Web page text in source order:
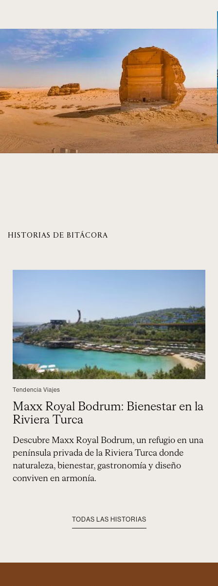
HISTORIAS DE BITÁCORA
Tendencia Viajes
Maxx Royal Bodrum: Bienestar en la
Riviera Turca
Descubre Maxx Royal Bodrum, un refugio en una
península privada de la Riviera Turca donde
naturaleza, bienestar, gastronomía y diseño
conviven en armonía.
TODAS LAS HISTORIAS